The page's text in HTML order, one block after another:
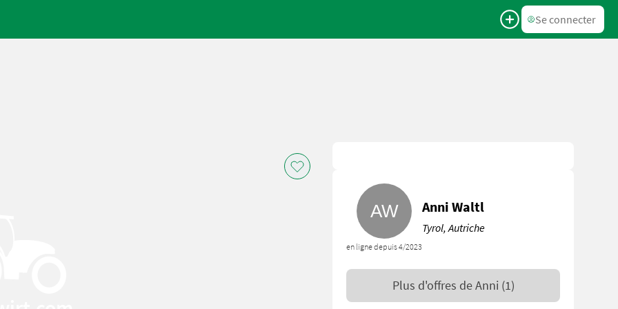
Se connecter
en ligne depuis 4/2023
Anni Waltl
Tyrol, Autriche
Plus d'offres deAnni (1)